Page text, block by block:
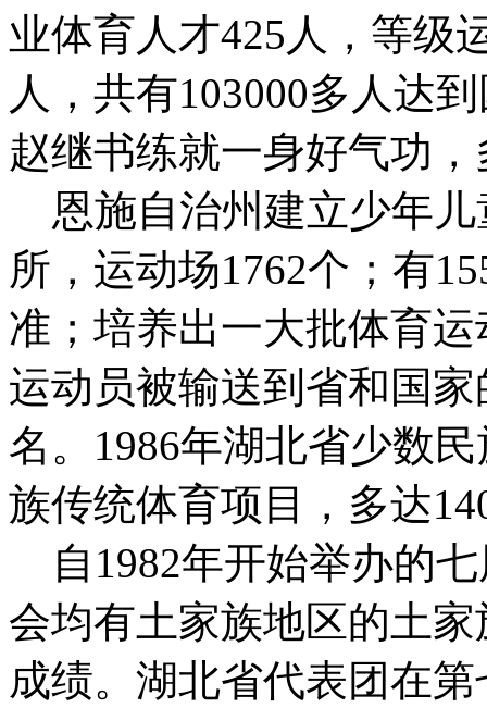
业体育人才425人，等级
人，共有103000多人达
赵继书练就一身好气功
恩施自治州建立少年儿
所，运动场1762个；有
准；培养出一大批体育
运动员被输送到省和国
名。1986年湖北省少数
族传统体育项目，多达
自1982年开始举办的
会均有土家族地区的土
成绩。湖北省代表团在